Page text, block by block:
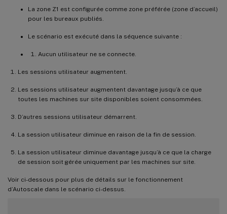
La zone Z1 est configurée comme zone préférée (zone d’accueil)
pour les bureaux publiés.
Le scénario est exécuté dans la séquence suivante :
Aucun utilisateur ne se connecte.
Les sessions utilisateur augmentent.
Les sessions utilisateur augmentent davantage jusqu’à ce que
toutes les machines sur site disponibles soient consommées.
D’autres sessions utilisateur démarrent.
La session utilisateur diminue en raison de la fin de session.
La session utilisateur diminue davantage jusqu’à ce que la charge
de session soit gérée uniquement par les machines sur site.
Voir ci-dessous pour plus de détails sur le fonctionnement
d’Autoscale dans le scénario ci-dessus.